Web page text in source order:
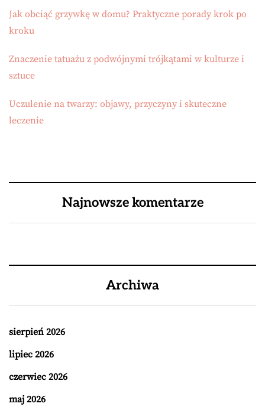
Jak obciąć grzywkę w domu? Praktyczne porady krok po
kroku
Znaczenie tatuażu z podwójnymi trójkątami w kulturze i
sztuce
Uczulenie na twarzy: objawy, przyczyny i skuteczne
leczenie
Najnowsze komentarze
Archiwa
sierpień 2026
lipiec 2026
czerwiec 2026
maj 2026